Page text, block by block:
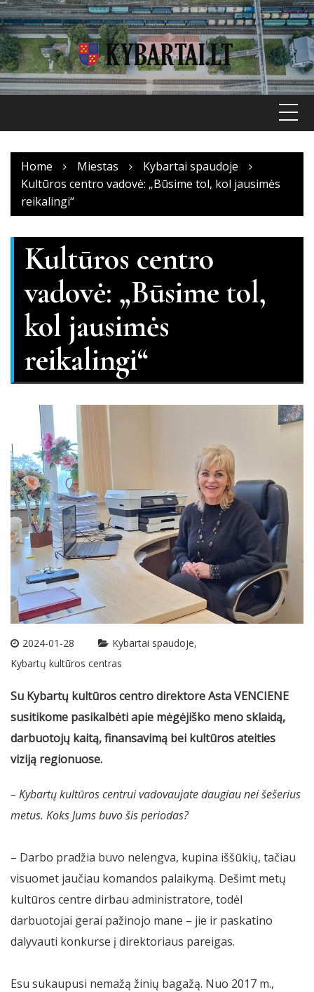
Skip
to
content
Home Miestas
Kybartai spaudoje
Kultūros centro vadovė: „Būsime tol, kol jausimės
reikalingi“
Kultūros centro
vadovė: „Būsime tol,
kol jausimės
reikalingi“
2024-01-28
Kybartai spaudoje
Kybartų kultūros centras
Su Kybartų kultūros centro direktore Asta VENCIENE
susitikome pasikalbėti apie mėgėjiško meno sklaidą,
darbuotojų kaitą, finansavimą bei kultūros ateities
viziją regionuose.
– Kybartų kultūros centrui vadovaujate daugiau nei šešerius
metus. Koks Jums buvo šis periodas?
– Darbo pradžia buvo nelengva, kupina iššūkių, tačiau
visuomet jaučiau komandos palaikymą. Dešimt metų
kultūros centre dirbau administratore, todėl
darbuotojai gerai pažinojo mane – jie ir paskatino
dalyvauti konkurse į direktoriaus pareigas.
Esu sukaupusi nemažą žinių bagažą. Nuo 2017 m.,